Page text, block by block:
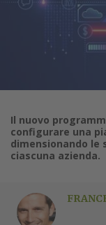
Il nuovo
configurare una
dimensionando le
ciascuna azienda.